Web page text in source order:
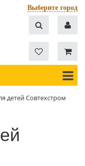
Выберите город
детей Совтехстром